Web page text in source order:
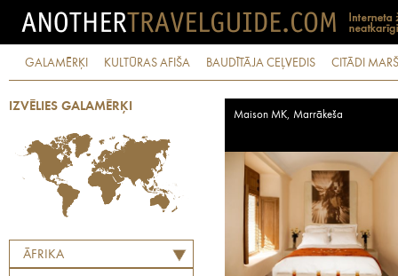
GALAMĒRĶI KULTŪRAS AFIŠA BAUDĪTĀJA CEĻVEDIS CITĀDI
IZVĒLIES GALAMĒRĶI
ĀFRIKA
Maison MK, Marrākeša